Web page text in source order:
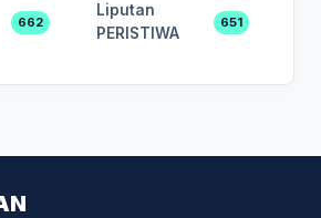
662
Liputan
PERISTIWA
651